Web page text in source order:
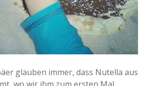
glauben immer, dass Nutella aus